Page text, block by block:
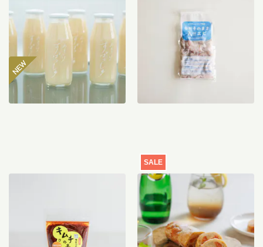
甘酒すぱっしゅ
送料込 3,560
クス）120g
1,456
SALE
【特別価格】瀬戸内レモン
のサマーシュトーレン 200g
2,519 円